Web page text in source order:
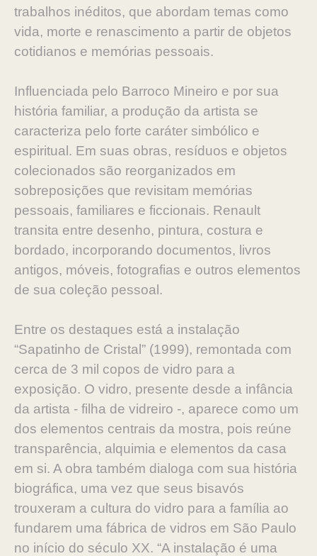
trabalhos inéditos, que abordam temas como
vida, morte e renascimento a partir de objetos
cotidianos e memórias pessoais.
Influenciada pelo Barroco Mineiro e por sua
história familiar, a produção da artista se
caracteriza pelo forte caráter simbólico e
espiritual. Em suas obras, resíduos e objetos
colecionados são reorganizados em
sobreposições que revisitam memórias
pessoais, familiares e ficcionais. Renault
transita entre desenho, pintura, costura e
bordado, incorporando documentos, livros
antigos, móveis, fotografias e outros elementos
de sua coleção pessoal.
Entre os destaques está a instalação
“Sapatinho de Cristal” (1999), remontada com
cerca de 3 mil copos de vidro para a
exposição. O vidro, presente desde a infância
da artista - filha de vidreiro -, aparece como um
dos elementos centrais da mostra, pois reúne
transparência, alquimia e elementos da casa
em si. A obra também dialoga com sua história
biográfica, uma vez que seus bisavós
trouxeram a cultura do vidro para a família ao
fundarem uma fábrica de vidros em São Paulo
no início do século XX. “A instalação é uma